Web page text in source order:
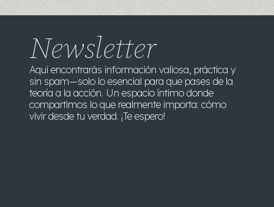
Newsletter
Aquí encontrarás información valiosa, práctica y
sin spam—solo lo esencial para que pases de la
teoría a la acción. Un espacio íntimo donde
compartimos lo que realmente importa: cómo
vivir desde tu verdad. ¡Te espero!